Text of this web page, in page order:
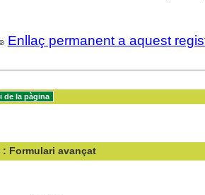
Enllaç permanent a aquest
Formulari avançat